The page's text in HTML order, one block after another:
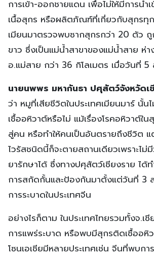
การเข้า-ออกชายแดน เพื่อไม่ให้มีการนำ
เนื้อสุกร หรือผลิตภัณฑ์ที่เกี่ยวกับสุกรทุ
เมียนมาตรวจพบซากสุกรกว่า 20 ตัว ถู
ขาว ซึ่งเป็นแม่น้ำสาขาของแม่น้ำสาย ห่
อ.แม่สาย กว่า 36 กิโลเมตร เมื่อวันที่ 5
นายนพพร มหากันธา ปศุสัตว์จังหวัดเ
ว่า หมูที่เสียชีวิตในประเทศเมียนมาร์ นั้น
เชื้ออหิวาต์หรือไม่ แม้เรื่องโรคอหิวาต์ใน
สู่คน หรือทำให้คนเป็นอันตรายถึงชีวิต แ
ไวรัสชนิดนี้ก็จะตายสถานเดียวเพราะไ
ยารักษาได้ ซึ่งทางปศุสัตว์เชียงราย ได้ท
การสกัดกั้นและป้องกันมาตั้งแต่วันที่ 3
การระบาดในประเทศจีน
อย่างไรก็ตาม ในประเทศไทยรวมทั้งจ.เ
การแพร่ระบาด หรือพบมีสุกรติดเชื้ออหิ
โซนเอเชียมีหลายประเทศเช่น จีนที่พบกา